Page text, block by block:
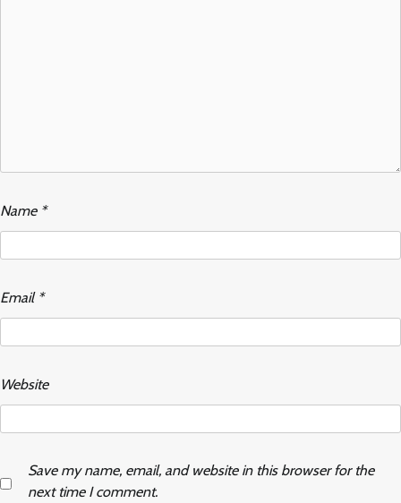
Name *
Email *
Website
Save my name, email, and website in this browser for the
next time I comment.